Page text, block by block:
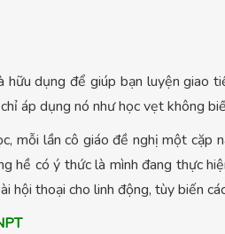
dụng để giúp bạn luyện giao
áp dụng nó như học vẹt không
mỗi lần cô giáo đề nghị một
hề có ý thức là mình đang thực
hội thoại cho linh động, tùy biến